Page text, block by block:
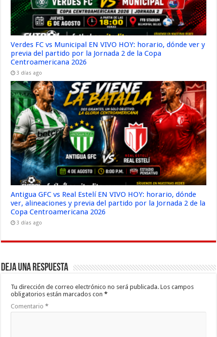
Verdes FC vs Municipal EN VIVO HOY: horario, dónde ver y
previa del partido por la Jornada 2 de la Copa
Centroamericana 2026
3 días ago
Antigua GFC vs Real Estelí EN VIVO HOY: horario, dónde
ver, alineaciones y previa del partido por la Jornada 2 de la
Copa Centroamericana 2026
3 días ago
Deja una respuesta
Tu dirección de correo electrónico no será publicada. Los campos
obligatorios están marcados con*
Comentario*